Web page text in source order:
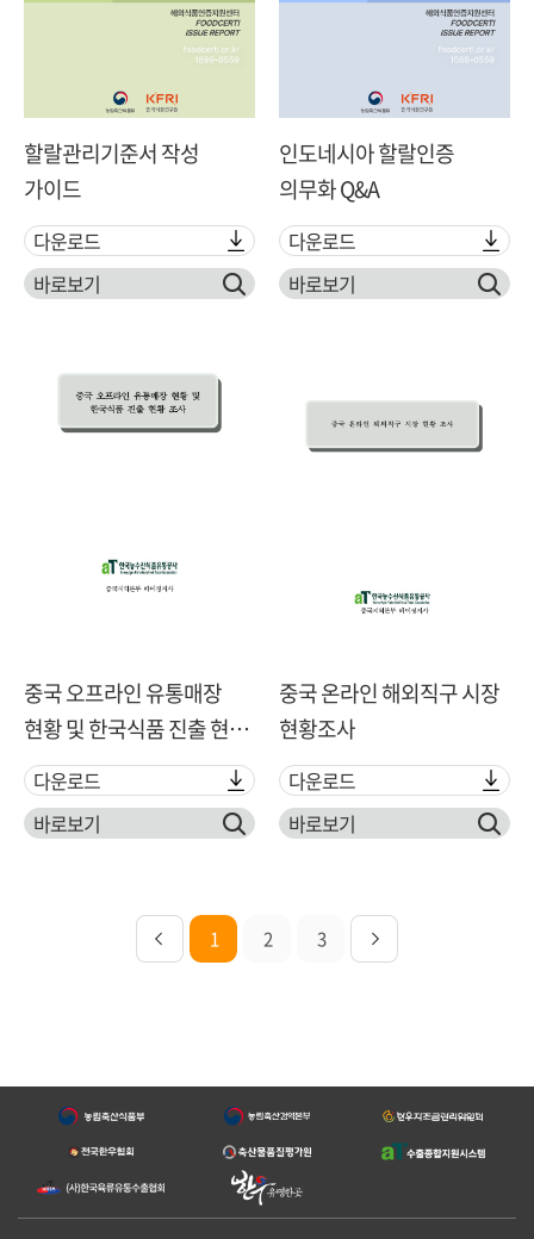
할랄관리기준서 작성
가이드
다운로드
바로보기
인도네시아 할랄인증
의무화 Q&A
다운로드
바로보기
중국 오프라인 유통매장
현황 및 한국식품 진출 현황
조사
다운로드
바로보기
중국 온라인 해외직구 시장
현황조사
다운로드
바로보기
1 2 3